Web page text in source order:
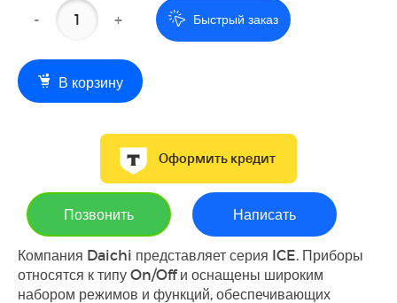
- + Быстрый заказ
В корзину
Оформить кредит
Позвонить Написать
Компания Daichi представляет серия ICE. Приборы
относятся к типу On/Off и оснащены широким
набором режимов и функций, обеспечивающих